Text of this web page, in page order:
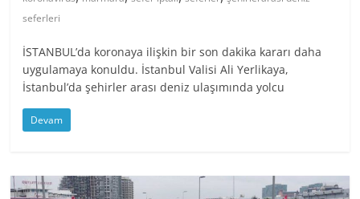
seferleri
İSTANBUL’da koronaya ilişkin bir son dakika kararı daha
uygulamaya konuldu. İstanbul Valisi Ali Yerlikaya,
İstanbul’da şehirler arası deniz ulaşımında yolcu
Devam